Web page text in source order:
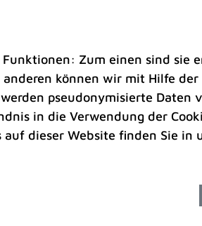
„Manege
und starke
Funktionen: Zum einen sind sie
können wir mit Hilfe der
pseudonymisierte Daten
in die Verwendung der
dieser Website finden Sie in